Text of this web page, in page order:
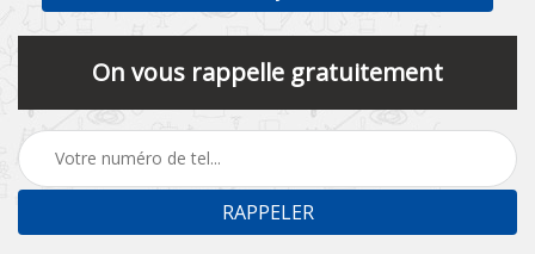
On vous rappelle gratuitement